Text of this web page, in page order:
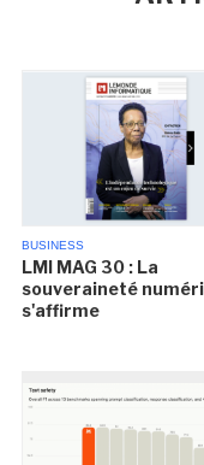
BUSINESS
LMI MAG 30 : La
souveraineté
s'affirme